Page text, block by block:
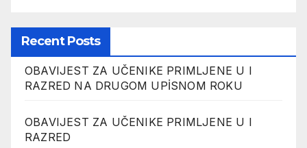
Recent Posts
OBAVIJEST ZA UČENIKE PRIMLJENE U I
RAZRED NA DRUGOM UPİSNOM ROKU
OBAVIJEST ZA UČENIKE PRIMLJENE U I
RAZRED